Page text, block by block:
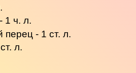
1 ч. л.
- 1 ст. л.
л.